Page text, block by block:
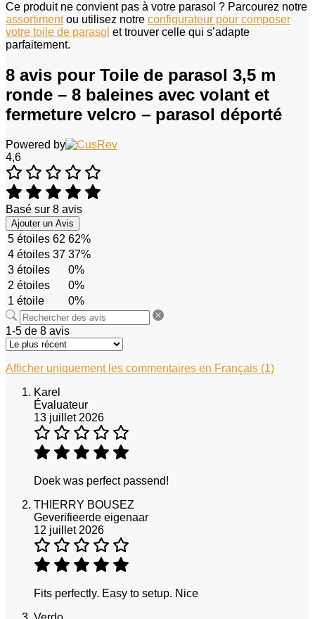
Ce produit ne convient pas à votre parasol ? Parcourez notre
assortimentou utilisez notre configurateur pour composer
votre toile de parasol et trouver celle qui s’adapte
parfaitement.
8 avis pour Toile de parasol 3,5 m
ronde – 8 baleines avec volant et
fermeture velcro – parasol déporté
Powered by
4,6
Basé sur 8 avis
Ajouter un Avis
5 étoiles 62 62%
4 étoiles 37 37%
3 étoiles
0%
2 étoiles
0%
1 étoile
0%
1-5 de 8 avis
Afficher uniquement les commentaires en Français (1)
Karel
Évaluateur
13 juillet 2026
Doek was perfect passend!
THIERRY BOUSEZ
Geverifieerde eigenaar
12 juillet 2026
Fits perfectly. Easy to setup. Nice